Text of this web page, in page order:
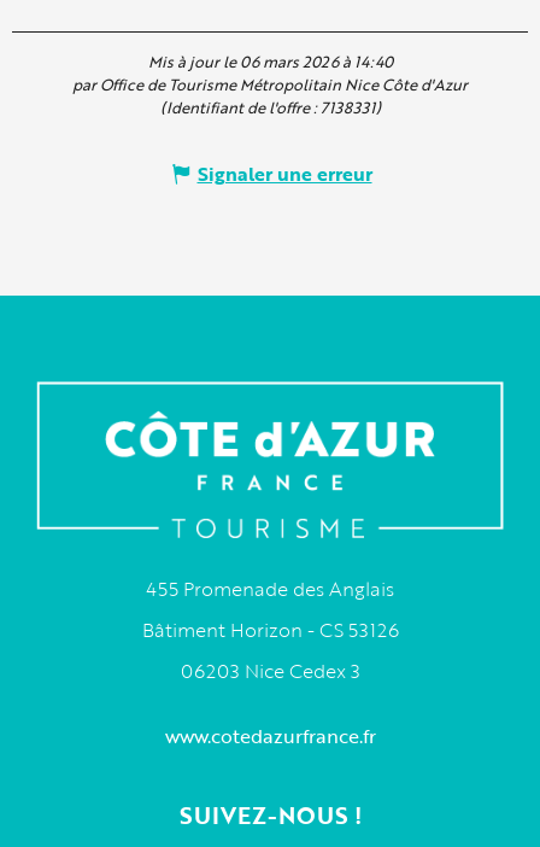
Mis à jour le 06 mars 2026 à 14:40
par Office de Tourisme Métropolitain Nice Côte d'Azur
(Identifiant de l'offre :7138331)
Signaler une erreur
455 Promenade des Anglais
Bâtiment Horizon - CS 53126
06203 Nice Cedex 3
www.cotedazurfrance.fr
SUIVEZ-NOUS !